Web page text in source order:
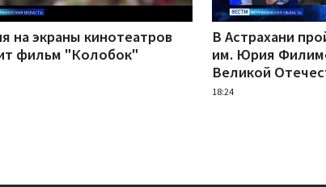
на экраны кинотеатров
фильм "Колобок"
В Астрахани
им. Юрия
Великой
18:24